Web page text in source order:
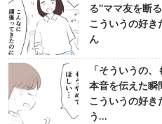
る”ママ友を断
こういうの好
ん
「そういうの
本音を伝えた
こういうの好き
う…